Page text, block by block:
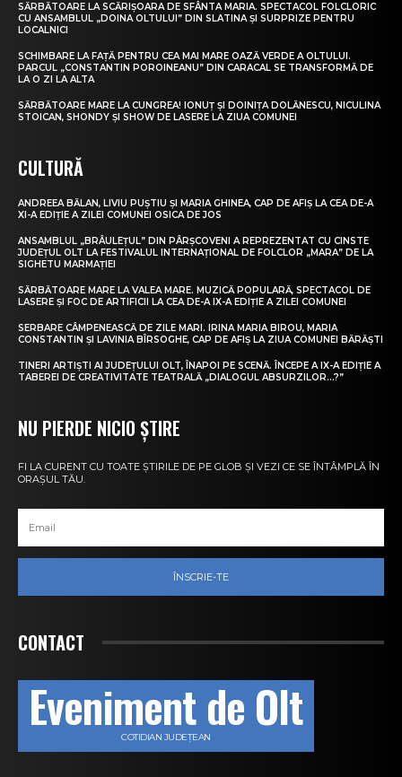
SĂRBĂTOARE LA SCĂRIȘOARA DE SFÂNTA MARIA. SPECTACOL FOLCLORIC
CU ANSAMBLUL „DOINA OLTULUI” DIN SLATINA ȘI SURPRIZE PENTRU
LOCALNICI
SCHIMBARE LA FAȚĂ PENTRU CEA MAI MARE OAZĂ VERDE A OLTULUI.
PARCUL „CONSTANTIN POROINEANU” DIN CARACAL SE TRANSFORMĂ DE
LA O ZI LA ALTA
SĂRBĂTOARE MARE LA CUNGREA! IONUȚ ȘI DOINIȚA DOLĂNESCU, NICULINA
STOICAN, SHONDY ȘI SHOW DE LASERE LA ZIUA COMUNEI
CULTURĂ
ANDREEA BĂLAN, LIVIU PUȘTIU ȘI MARIA GHINEA, CAP DE AFIȘ LA CEA DE-A
XI-A EDIȚIE A ZILEI COMUNEI OSICA DE JOS
ANSAMBLUL „BRÂULEȚUL” DIN PÂRȘCOVENI A REPREZENTAT CU CINSTE
JUDEȚUL OLT LA FESTIVALUL INTERNAȚIONAL DE FOLCLOR „MARA” DE LA
SIGHETU MARMAȚIEI
SĂRBĂTOARE MARE LA VALEA MARE. MUZICĂ POPULARĂ, SPECTACOL DE
LASERE ȘI FOC DE ARTIFICII LA CEA DE-A IX-A EDIȚIE A ZILEI COMUNEI
SERBARE CÂMPENEASCĂ DE ZILE MARI. IRINA MARIA BIROU, MARIA
CONSTANTIN ȘI LAVINIA BÎRSOGHE, CAP DE AFIȘ LA ZIUA COMUNEI BĂRĂȘTI
TINERI ARTIȘTI AI JUDEȚULUI OLT, ÎNAPOI PE SCENĂ. ÎNCEPE A IX-A EDIȚIE A
TABEREI DE CREATIVITATE TEATRALĂ „DIALOGUL ABSURZILOR…?”
NU PIERDE NICIO ȘTIRE
FI LA CURENT CU TOATE ȘTIRILE DE PE GLOB ȘI VEZI CE SE ÎNTÂMPLĂ ÎN
ORAȘUL TĂU.
ÎNSCRIE-TE
CONTACT
Eveniment de Olt
COTIDIAN JUDEȚEAN